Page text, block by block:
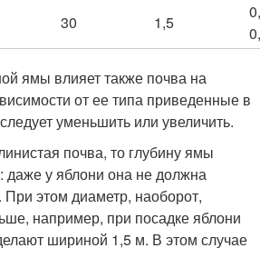
30 1,5
ямы влияет также почва на
от ее типа приведенные в
уменьшить или увеличить.
почва, то глубину ямы
даже у яблони она не должна
этом диаметр, наоборот,
например, при посадке яблони
шириной 1,5 м. В этом случае